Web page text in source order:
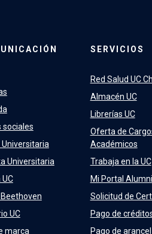
sociales
Universitaria
Universitaria
UC
Beethoven
UC
marca
SERVICIOS
Red Salud UC
Almacén UC
Librerías UC
Oferta de
Académicos
Trabaja en la UC
Mi Portal
Solicitud de
Pago de
Pago de arancel